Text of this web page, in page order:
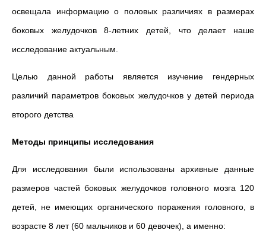
освещала информацию о половых различиях в размерах
боковых желудочков 8-летних детей, что делает наше
исследование актуальным.
Целью данной работы является изучение гендерных
различий параметров боковых желудочков у детей периода
второго детства
Методы принципы исследования
Для исследования были использованы архивные данные
размеров частей боковых желудочков головного мозга 120
детей, не имеющих органического поражения головного, в
возрасте 8 лет (60 мальчиков и 60 девочек), а именно: